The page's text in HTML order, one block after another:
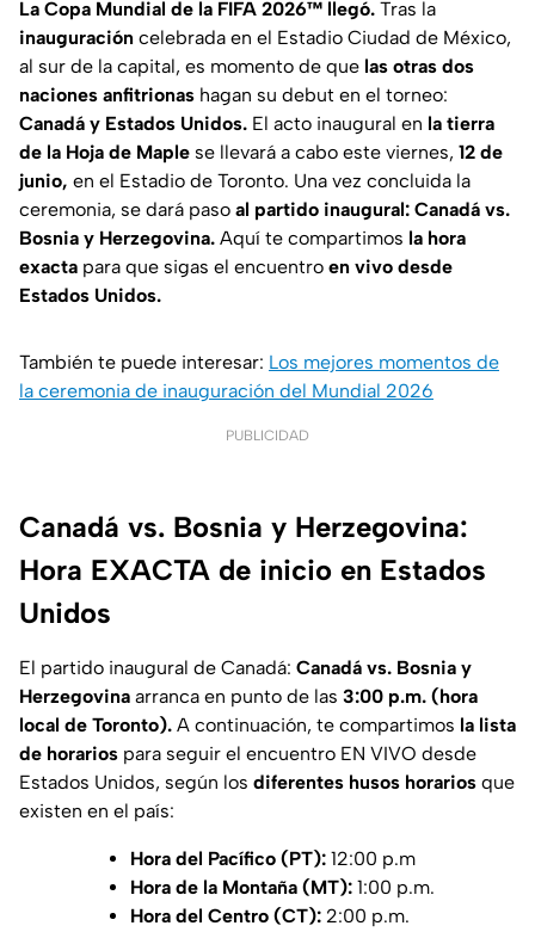
La Copa Mundial de la FIFA 2026™ llegó. Tras la
inauguración celebrada en el Estadio Ciudad de México,
al sur de la capital, es momento de que las otras dos
naciones anfitrionas hagan su debut en el torneo:
Canadá y Estados Unidos. El acto inaugural en la tierra
de la Hoja de Maple se llevará a cabo este viernes, 12 de
junio, en el Estadio de Toronto. Una vez concluida la
ceremonia, se dará paso al partido inaugural: Canadá vs.
Bosnia y Herzegovina. Aquí te compartimos la hora
exacta para que sigas el encuentro en vivo desde
Estados Unidos.
También te puede interesar: Los mejores momentos de
la ceremonia de inauguración del Mundial 2026
PUBLICIDAD
Canadá vs. Bosnia y Herzegovina:
Hora EXACTA de inicio en Estados
Unidos
El partido inaugural de Canadá: Canadá vs. Bosnia y
Herzegovina arranca en punto de las 3:00 p.m. (hora
local de Toronto). A continuación, te compartimos la lista
de horarios para seguir el encuentro EN VIVO desde
Estados Unidos, según los diferentes husos horarios que
existen en el país:
Hora del Pacífico (PT):12:00 p.m
Hora de la Montaña (MT):1:00 p.m.
Hora del Centro (CT):2:00 p.m.